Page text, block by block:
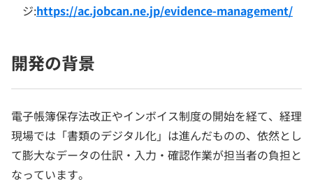
ジ:https://ac.jobcan.ne.jp/evidence-management/
開発の背景
電子帳簿保存法改正やインボイス制度の開始を経て、経理
現場では「書類のデジタル化」は進んだものの、依然とし
て膨大なデータの仕訳・入力・確認作業が担当者の負担と
なっています。